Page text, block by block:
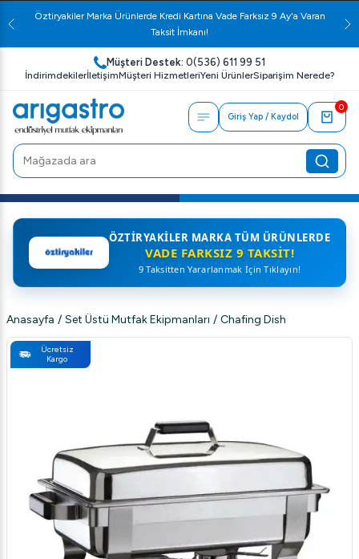
Öztiryakiler Marka Ürünlerde Kredi Kartına Vade Farksız 9 Ay'a Varan
Taksit İmkanı!
Müşteri Destek: 0(536) 611 99 51
İndirimdekilerİletişimMüşteri HizmetleriYeni ÜrünlerSiparişim Nerede?
Giriş Yap / Kaydol
0
ÖZTIRYAKILER MARKA TÜM ÜRÜNLERDE
VADE FARKSIZ 9 TAKSIT!
9 Taksitten Yararlanmak İçin Tıklayın!
Anasayfa / Set Üstü Mutfak Ekipmanları / Chafing Dish
Ücretsiz
Kargo